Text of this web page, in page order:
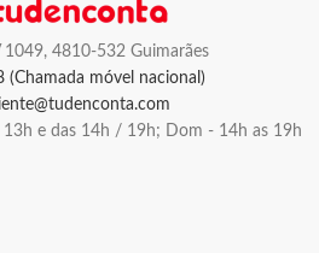
1049, 4810-532 Guimarães
(Chamada móvel nacional)
13h e das 14h / 19h; Dom - 14h as 19h